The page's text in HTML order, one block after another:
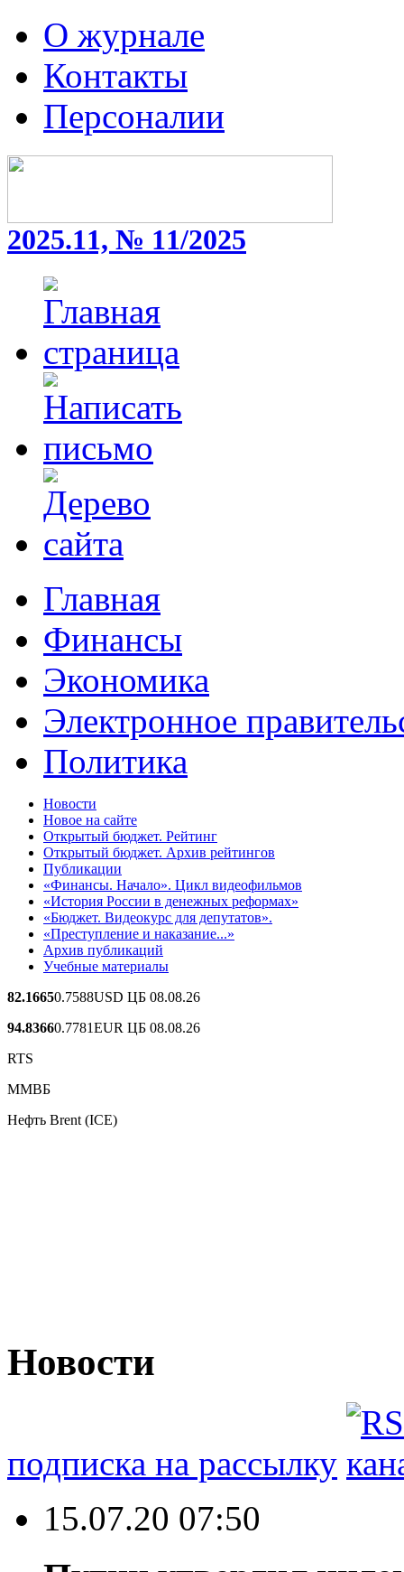
О журнале
Контакты
Персоналии
2025.11, № 11/2025
Главная
Финансы
Экономика
Электронное
Политика
Новости
Новое на сайте
Открытый бюджет. Рейтинг
Открытый бюджет. Архив рейтингов
Публикации
«Финансы. Начало». Цикл видеофильмов
«История России в денежных реформах»
«Бюджет. Видеокурс для депутатов».
«Преступление и наказание...»
Архив публикаций
Учебные материалы
82.16650.7588USD ЦБ 08.08.26
94.83660.7781EUR ЦБ 08.08.26
RTS
ММВБ
Нефть Brent (ICE)
Новости
подписка на рассылку
15.07.20 07:50